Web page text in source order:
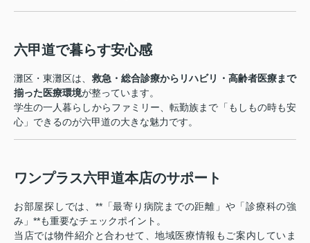
六甲道で暮らす安心感
灘区・東灘区は、救急・総合診療からリハビリ・高齢者医療まで
揃った医療環境が整っています。
学生の一人暮らしからファミリー、転勤族まで「もしもの時も安
心」できるのが六甲道の大きな魅力です。
ワンプラス六甲道本店のサポート
お部屋探しでは、**「最寄り病院までの距離」や「診療科の強
み」**も重要なチェックポイント。
当店では物件紹介と合わせて、地域医療情報もご案内していま